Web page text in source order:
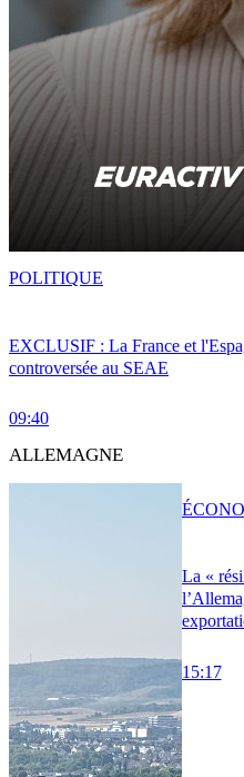
EXCLUSIF : La France et
controversée au SEAE
09:40
POLITIQUE
ALLEMAGNE
La «
15:17